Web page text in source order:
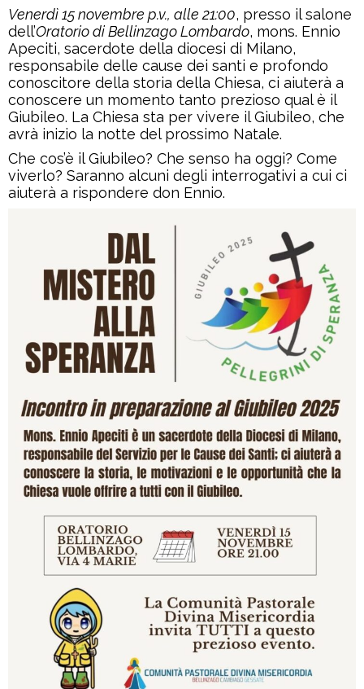
Venerdì 15 novembre p.v., alle 21:00, presso il salone
dell’Oratorio di Bellinzago Lombardo, mons. Ennio
Apeciti, sacerdote della diocesi di Milano,
responsabile delle cause dei santi e profondo
conoscitore della storia della Chiesa, ci aiuterà a
conoscere un momento tanto prezioso qual è il
Giubileo. La Chiesa sta per vivere il Giubileo, che
avrà inizio la notte del prossimo Natale.
Che cos’è il Giubileo? Che senso ha oggi? Come
viverlo? Saranno alcuni degli interrogativi a cui ci
aiuterà a rispondere don Ennio.